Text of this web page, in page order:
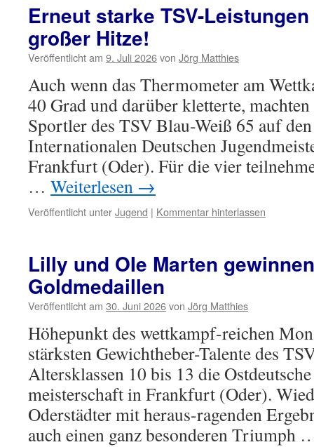
Erneut starke TSV-
großer Hitze!
Veröffentlicht am 9. Juli 2026von Jörg Matthies
Auch wenn das Thermometer am
40 Grad und darüber kletterte, machten
Sportler des TSV Blau-Weiß 65 auf
Internationalen Deutschen
Frankfurt (Oder). Für die vier
… Weiterlesen →
Veröffentlicht unterJugend | Kommentar hinterlassen
Lilly und OIe Marten
Goldmedaillen
Veröffentlicht am 30. Juni 2026von Jörg Matthies
Höhepunkt des wettkampf-reichen
stärksten Gewichtheber-Talente des
Altersklassen 10 bis 13 die
meisterschaft in Frankfurt (Oder).
Oderstädter mit heraus-ragenden
auch einen ganz besonderen Triumph